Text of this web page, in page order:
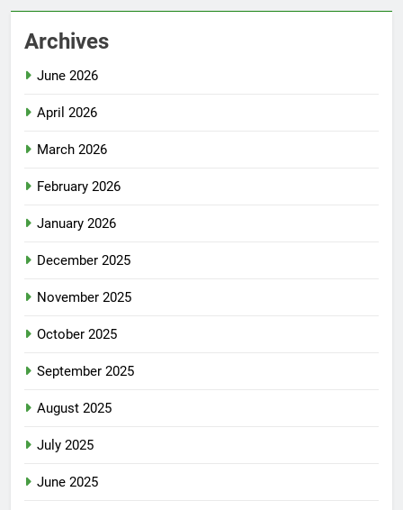
Archives
June 2026
April 2026
March 2026
February 2026
January 2026
December 2025
November 2025
October 2025
September 2025
August 2025
July 2025
June 2025